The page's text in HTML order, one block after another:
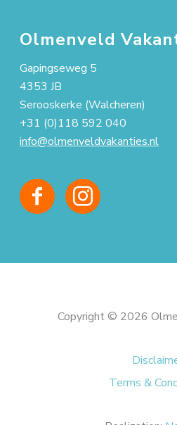
Olmenveld
Gapingseweg 5
4353 JB
Serooskerke (Walcheren)
+31 (0)118 592 040
info@olmenveldvakanties.nl
Copyright © 2026
Terms &